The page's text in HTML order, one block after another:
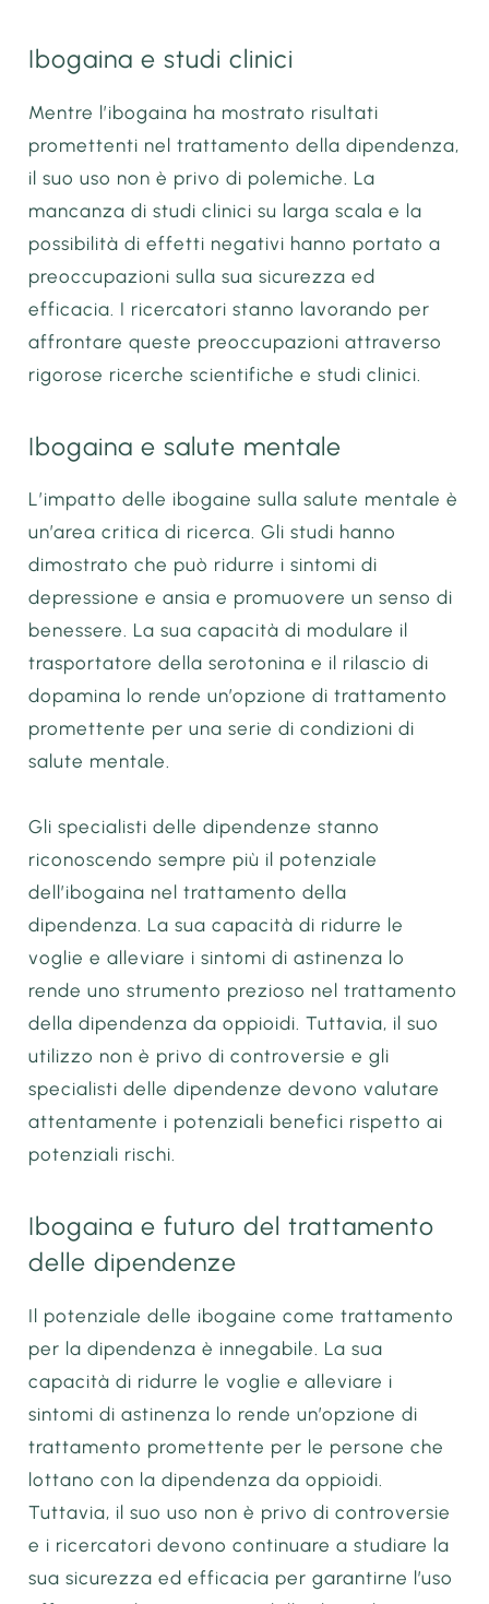
Ibogaina e studi clinici
Mentre l’ibogaina ha mostrato risultati
promettenti nel trattamento della dipendenza,
il suo uso non è privo di polemiche. La
mancanza di studi clinici su larga scala e la
possibilità di effetti negativi hanno portato a
preoccupazioni sulla sua sicurezza ed
efficacia. I ricercatori stanno lavorando per
affrontare queste preoccupazioni attraverso
rigorose ricerche scientifiche e studi clinici.
Ibogaina e salute mentale
L’impatto delle ibogaine sulla salute mentale è
un’area critica di ricerca. Gli studi hanno
dimostrato che può ridurre i sintomi di
depressione e ansia e promuovere un senso di
benessere. La sua capacità di modulare il
trasportatore della serotonina e il rilascio di
dopamina lo rende un’opzione di trattamento
promettente per una serie di condizioni di
salute mentale.
Gli specialisti delle dipendenze stanno
riconoscendo sempre più il potenziale
dell’ibogaina nel trattamento della
dipendenza. La sua capacità di ridurre le
voglie e alleviare i sintomi di astinenza lo
rende uno strumento prezioso nel trattamento
della dipendenza da oppioidi. Tuttavia, il suo
utilizzo non è privo di controversie e gli
specialisti delle dipendenze devono valutare
attentamente i potenziali benefici rispetto ai
potenziali rischi.
Ibogaina e futuro del trattamento
delle dipendenze
Il potenziale delle ibogaine come trattamento
per la dipendenza è innegabile. La sua
capacità di ridurre le voglie e alleviare i
sintomi di astinenza lo rende un’opzione di
trattamento promettente per le persone che
lottano con la dipendenza da oppioidi.
Tuttavia, il suo uso non è privo di controversie
e i ricercatori devono continuare a studiare la
sua sicurezza ed efficacia per garantirne l’uso